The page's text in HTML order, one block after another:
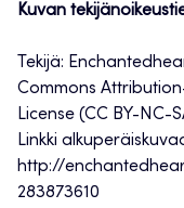
Kuvan
Tekijä:
Commons
License (CC BY-NC-
Linkki
http://
283873610